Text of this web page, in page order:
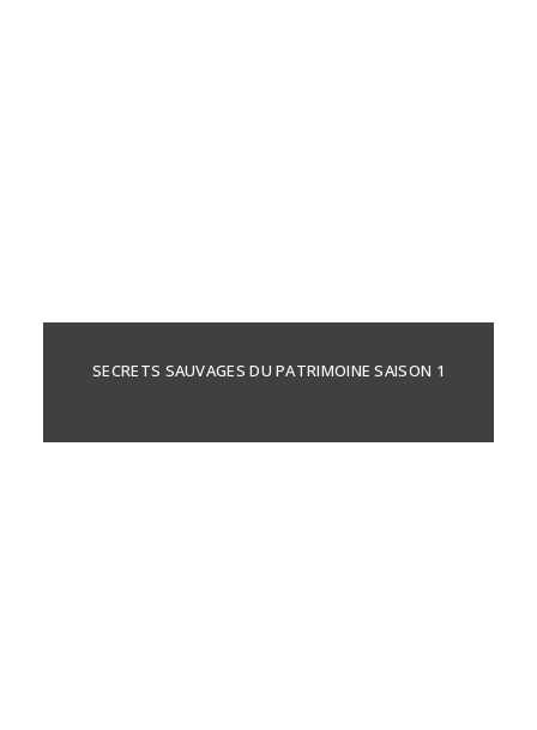
SECRETS SAUVAGES DU PATRIMOINE SAISON 1